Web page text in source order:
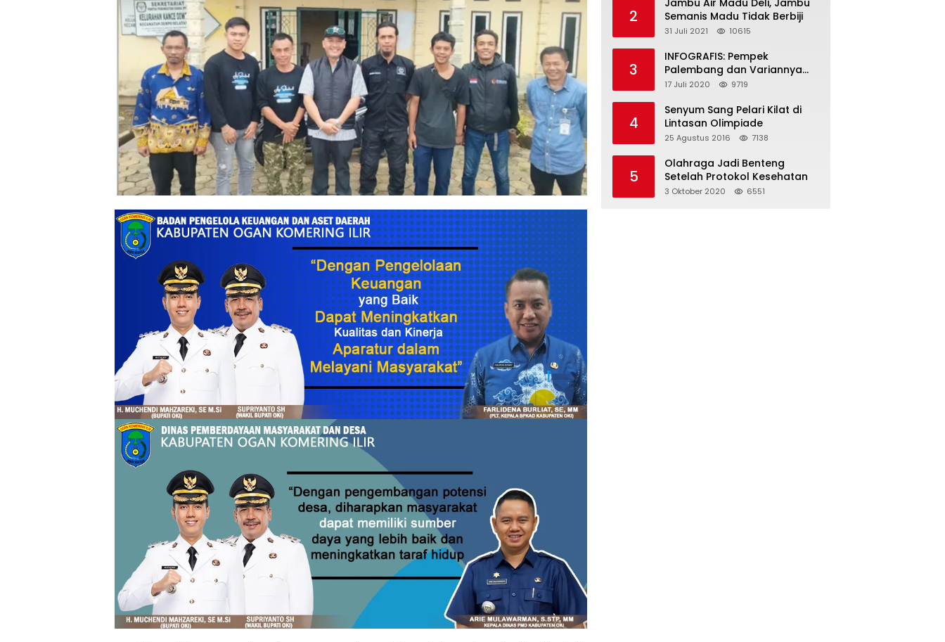
2
Jambu Air Madu Deli, Jambu
Semanis Madu Tidak Berbiji
31 Juli 2021 10615
3
INFOGRAFIS: Pempek
Palembang dan Variannya
yang Melegenda
17 Juli 2020 9719
4
Senyum Sang Pelari Kilat di
Lintasan Olimpiade
25 Agustus 2016 7138
5
Olahraga Jadi Benteng
Setelah Protokol Kesehatan
3 Oktober 2020 6551